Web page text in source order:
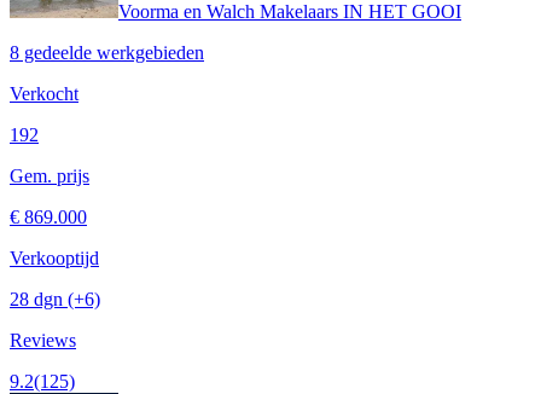
Voorma en Walch Makelaars IN HET GOOI
8 gedeelde werkgebieden
Verkocht
192
Gem. prijs
€ 869.000
Verkooptijd
28 dgn (+6)
Reviews
9.2(125)